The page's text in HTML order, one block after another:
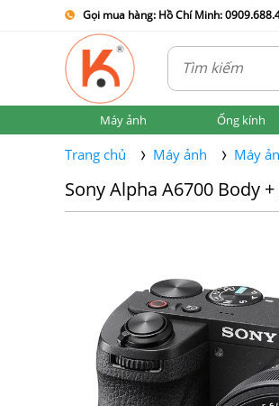
Gọi mua hàng: Hồ Chí Minh:
Máy ảnh Ống kính
Trang chủ Máy ảnh Máy
Sony Alpha A6700 Body +